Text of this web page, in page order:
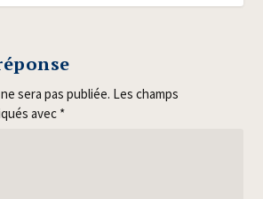
sera pas publiée. Les champs
avec *